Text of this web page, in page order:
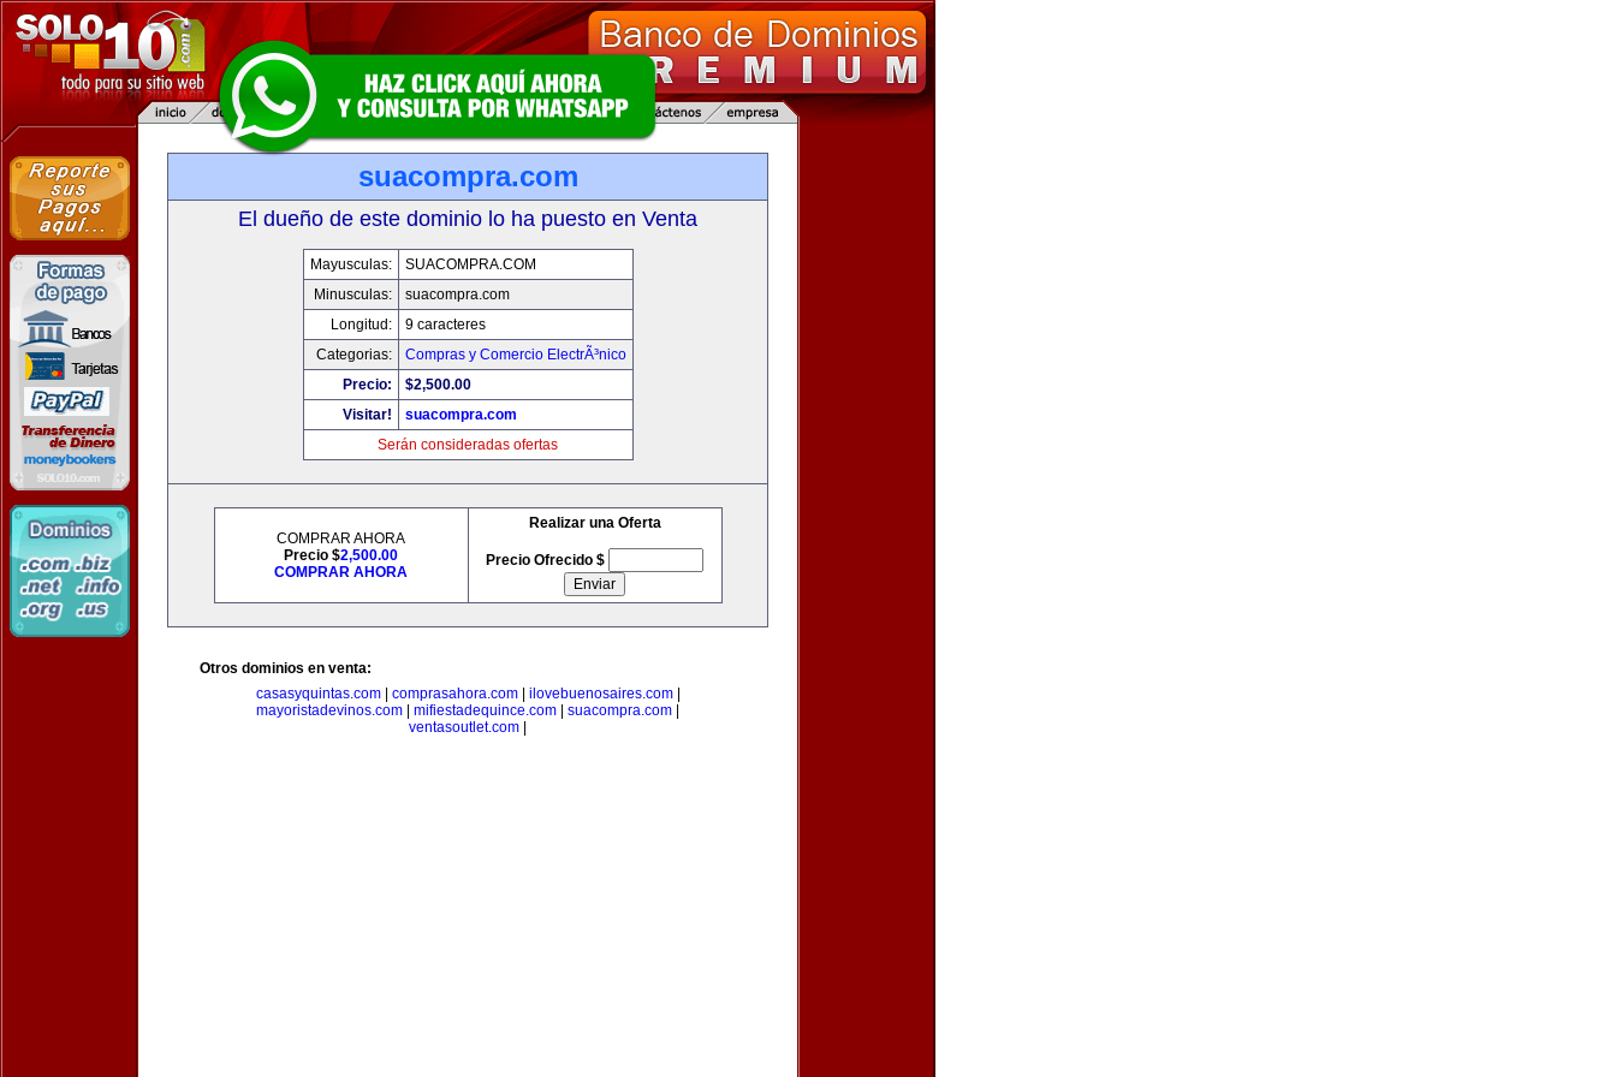
suacompra.com
El dueño de este dominio lo ha puesto en Venta
Mayusculas:
SUACOMPRA.COM
Minusculas:
suacompra.com
Longitud:
9 caracteres
Categorias:
Compras y Comercio ElectrÃ³nico
Precio:
$2,500.00
Visitar!
suacompra.com
Serán consideradas ofertas
COMPRAR AHORA
Precio $2,500.00
COMPRAR AHORA
Realizar una Oferta
Precio Ofrecido $
Otros dominios en venta:
casasyquintas.com| comprasahora.com| ilovebuenosaires.com|
mayoristadevinos.com
mifiestadequince.com suacompra.com
ventasoutlet.com